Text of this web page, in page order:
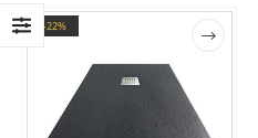
-22%